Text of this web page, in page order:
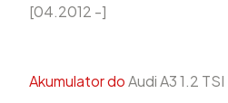
[04.2012 -]
Akumulator doAudi A3 1.2